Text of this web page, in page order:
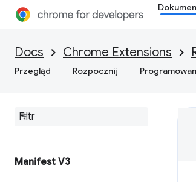
Docs Chrome Extensions
Przegląd Rozpocznij
Manifest V3